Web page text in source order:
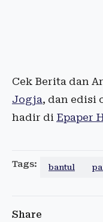
Cek Berita dan
Jogja, dan edisi
hadir di Epaper
Tags: bantul
Share